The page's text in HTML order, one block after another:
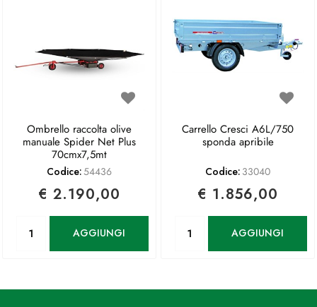
Ombrello raccolta olive
manuale Spider Net Plus
70cmx7,5mt
Codice:54436
€ 2.190,00
AGGIUNGI
Carrello Cresci A6L/750
sponda apribile
Codice: 33040
€ 1.856,00
AGGIUNGI